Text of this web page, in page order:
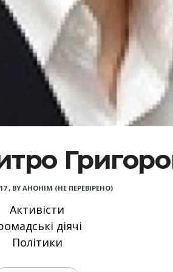
, BY АНОНІМ (НЕ ПЕРЕВІРЕНО)
Активісти
діячі
Політики